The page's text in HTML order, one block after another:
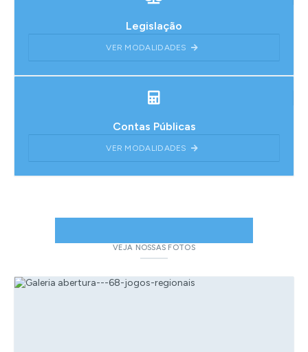
Legislação
VER MODALIDADES
Contas Públicas
VER MODALIDADES
VEJA NOSSAS FOTOS